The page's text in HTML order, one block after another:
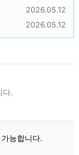
드 등록일
2026.05.12
드 등록일
2026.05.12
다.
능합니다.